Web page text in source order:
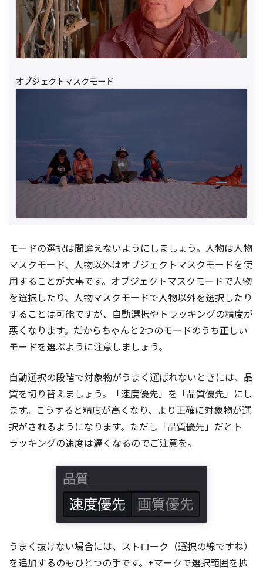
オブジェクトマスクモード
モードの選択は間違えないようにしましょう。人物は人物
マスクモード、人物以外はオブジェクトマスクモードを使
用することが大事です。オブジェクトマスクモードで人物
を選択したり、人物マスクモードで人物以外を選択したり
することは可能ですが、自動選択やトラッキングの精度が
悪くなります。だからちゃんと2つのモードのうち正しい
モードを選ぶように注意しましょう。
自動選択の段階で対象物がうまく選ばれないときには、品
質を切り替えましょう。「速度優先」を「品質優先」にし
ます。こうすると精度が高くなり、より正確に対象物が選
択がされるようになります。ただし「品質優先」だとト
ラッキングの速度は遅くなるのでご注意を。
うまく抜けない場合には、ストローク（選択の線ですね）
を追加するのもひとつの手です。+マークで選択範囲を拡